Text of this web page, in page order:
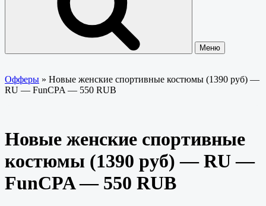
Меню
Офферы » Новые женские спортивные костюмы (1390 руб) —
RU — FunCPA — 550 RUB
Новые женские спортивные
костюмы (1390 руб) — RU —
FunCPA — 550 RUB